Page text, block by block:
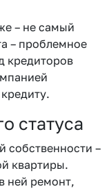
– не самый
– проблемное
кредиторов
статуса
собственности –
квартиры.
ней ремонт,